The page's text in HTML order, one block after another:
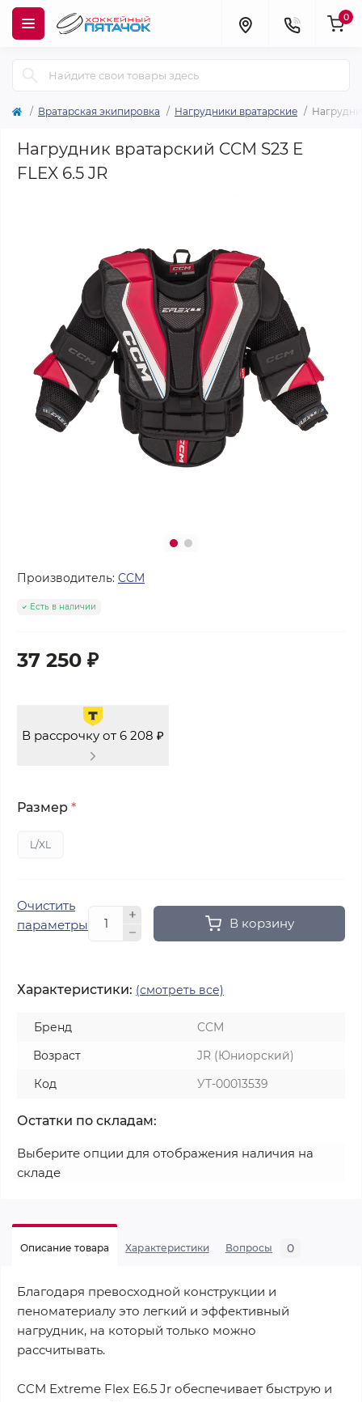
0
Вратарская экипировка Нагрудники вратарские
Нагрудник вратарский CCM S23 E
FLEX 6.5 JR
Производитель: CCM
Есть в наличии
37 250 ₽
В рассрочку от 6 208 ₽
Размер *
L/XL
Очистить
параметры
В корзину
Характеристики: (смотреть все)
Бренд
CCM
Возраст
JR (Юниорский)
Код
УТ-00013539
Остатки по складам:
Выберите опции для отображения наличия на
складе
Описание товара Характеристики Вопросы 0
Благодаря превосходной конструкции и
пеноматериалу это легкий и эффективный
нагрудник, на который только можно
рассчитывать.
CCM Extreme Flex E6.5 Jr обеспечивает быструю и